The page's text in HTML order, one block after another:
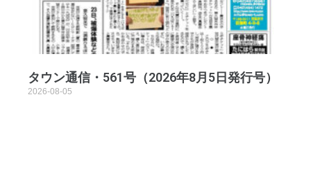
タウン通信・561号（2026年8月5日発行号）
2026-08-05